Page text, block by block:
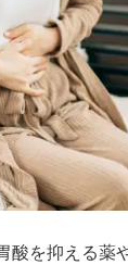
を抑える薬